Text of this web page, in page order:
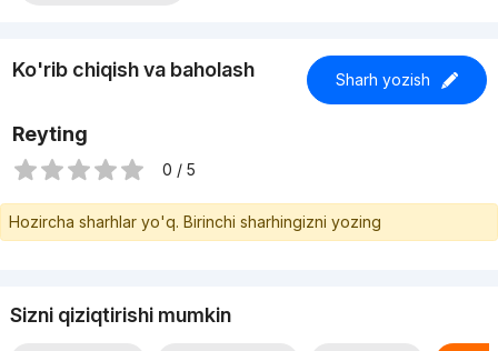
Ko'rib chiqish va baholash Sharh yozish
Reyting
0 / 5
Hozircha sharhlar yo'q. Birinchi sharhingizni yozing
Sizni qiziqtirishi mumkin